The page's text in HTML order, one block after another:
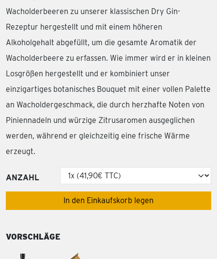
Wacholderbeeren zu unserer klassischen Dry Gin-
Rezeptur hergestellt und mit einem höheren
Alkoholgehalt abgefüllt, um die gesamte Aromatik der
Wacholderbeere zu erfassen. Wie immer wird er in kleinen
Losgrößen hergestellt und er kombiniert unser
einzigartiges botanisches Bouquet mit einer vollen Palette
an Wacholdergeschmack, die durch herzhafte Noten von
Piniennadeln und würzige Zitrusaromen ausgeglichen
werden, während er gleichzeitig eine frische Wärme
erzeugt.
ANZAHL
In den Einkaufskorb legen
VORSCHLÄGE